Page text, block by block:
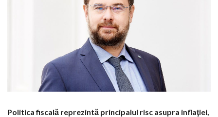
Politica fiscală reprezintă principalul risc asupra inflaţiei,